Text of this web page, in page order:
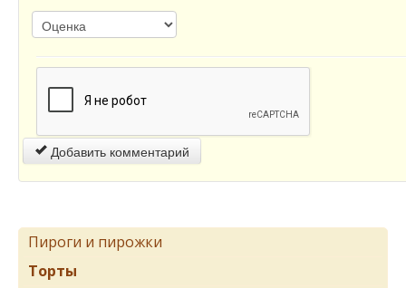
Добавить комментарий
Пироги и пирожки
Торты